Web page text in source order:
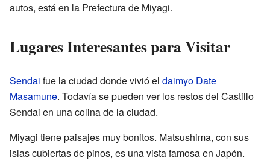
autos, está en la Prefectura de Miyagi.
Lugares Interesantes para Visitar
Sendai fue la ciudad donde vivió el daimyo Date
Masamune. Todavía se pueden ver los restos del Castillo
Sendai en una colina de la ciudad.
Miyagi tiene paisajes muy bonitos. Matsushima, con sus
islas cubiertas de pinos, es una vista famosa en Japón.